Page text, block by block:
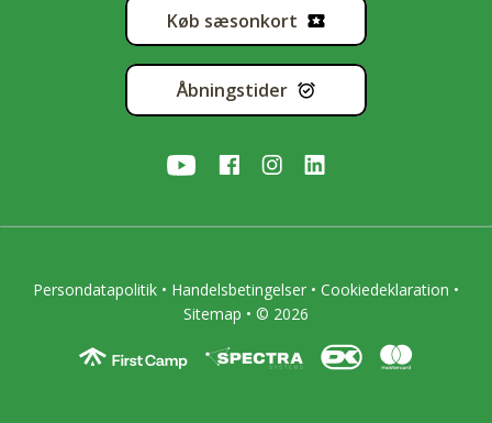
Køb sæsonkort
Åbningstider
Persondatapolitik • Handelsbetingelser • Cookiedeklaration •
Sitemap • © 2026